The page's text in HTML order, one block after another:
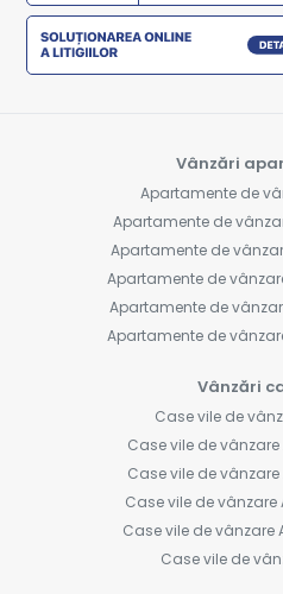
Vânzări
Apartamente de
Apartamente de
Apartamente de
Apartamente de
Apartamente de
Apartamente de
Vânzări
Case vile de
Case vile de
Case vile de
Case vile de vânzare
Case vile de vânzare
Case vile de